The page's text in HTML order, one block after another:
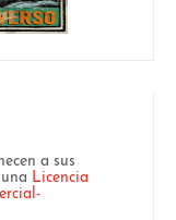
a sus
Licencia